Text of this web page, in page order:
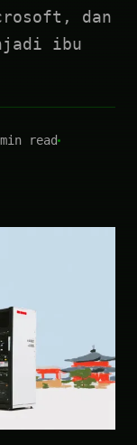
dan
ibu
read